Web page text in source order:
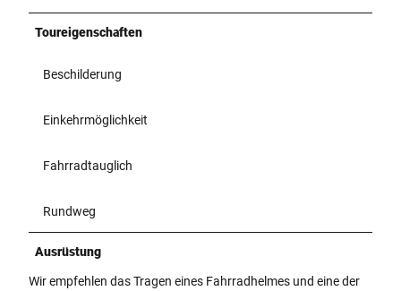
Toureigenschaften
Beschilderung
Einkehrmöglichkeit
Fahrradtauglich
Rundweg
Ausrüstung
Wir empfehlen das Tragen eines Fahrradhelmes und eine der